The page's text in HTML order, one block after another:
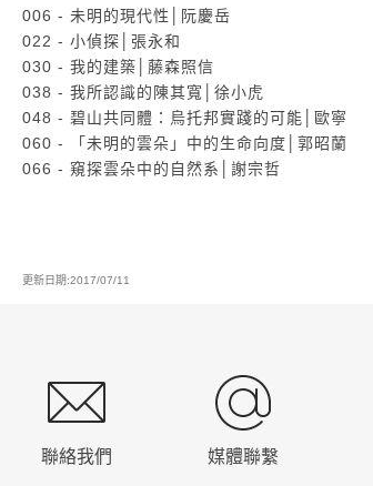
006 - 未明的現代性│阮慶岳
022 - 小偵探│張永和
030 - 我的建築│藤森照信
038 - 我所認識的陳其寬│徐小虎
048 - 碧山共同體：烏托邦實踐的可能│歐寧
060 - 「未明的雲朵」中的生命向度│郭昭蘭
066 - 窺探雲朵中的自然系│謝宗哲
更新日期:2017/07/11
聯絡我們 媒體聯繫